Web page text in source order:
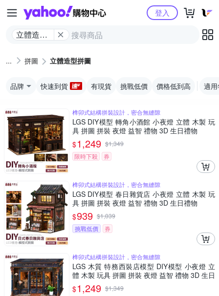
Yahoo購物中心
立體造型
登入
拼圖 立體造型拼圖
品牌 快速到貨 有現貨 挑戰低價 價格低到高 適
榫卯式結構拼裝設計，密合無縫隙
LGS DIY模型 轉角小酒館 小夜燈 立體 木製 玩
具 拼圖 拼裝 夜燈 益智 禮物 3D 生日禮物
$1,249 $1,349
限時下殺
券
榫卯式結構拼裝設計，密合無縫隙
LGS DIY模型 春日雜貨店 小夜燈 立體 木製 玩
具 拼圖 拼裝 夜燈 益智 禮物 3D 生日禮物
$939 $1,039
挑戰低價
券
榫卯式結構拼裝設計，密合無縫隙
LGS 木質 特務西裝店模型 DIY模型 小夜燈 立
體 木製 玩具 拼圖 拼裝 夜燈 益智 禮物 3D 生日
禮物
$1,249 $1,349